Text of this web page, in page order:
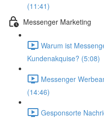
(11:41)
Messenger Marketing
Warum ist
Kundenakquise? (5:08)
Messenger
(14:46)
Gesponsorte